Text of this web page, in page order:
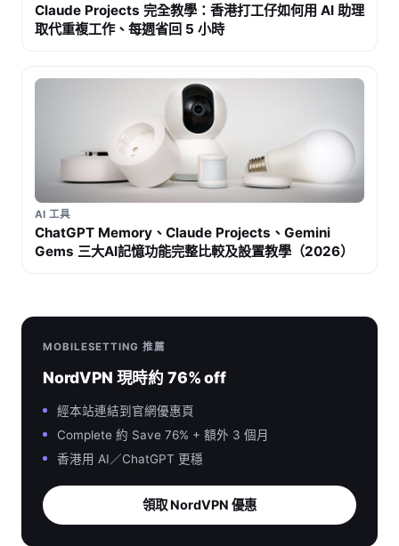
Claude Projects 完全教學：香港打工仔如何用 AI 助理
取代重複工作、每週省回 5 小時
AI 工具
ChatGPT Memory、Claude Projects、Gemini
Gems 三大AI記憶功能完整比較及設置教學（2026）
MOBILESETTING 推薦
NordVPN 現時約 76% off
經本站連結到官網優惠頁
Complete 約 Save 76% + 額外 3 個月
香港用 AI／ChatGPT 更穩
領取 NordVPN 優惠